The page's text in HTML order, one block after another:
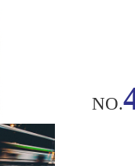
NO.